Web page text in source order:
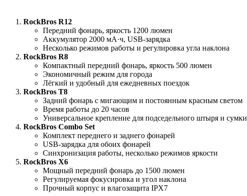
RockBros R12
Передний фонарь, яркость 1200 люмен
Аккумулятор 2000 мА·ч, USB-зарядка
Несколько режимов работы и регулировка угла наклона
RockBros R8
Компактный передний фонарь, яркость 500 люмен
Экономичный режим для города
Лёгкий и удобный для ежедневных поездок
RockBros T8
Задний фонарь с мигающим и постоянным красным светом
Время работы до 20 часов
Универсальное крепление для подседельного штыря и сумки
RockBros Combo Set
Комплект переднего и заднего фонарей
USB-зарядка для обоих фонарей
Синхронизация работы, несколько режимов яркости
RockBros X6
Мощный передний фонарь до 1500 люмен
Регулируемая фокусировка и угол наклона
Прочный корпус и влагозащита IPX7